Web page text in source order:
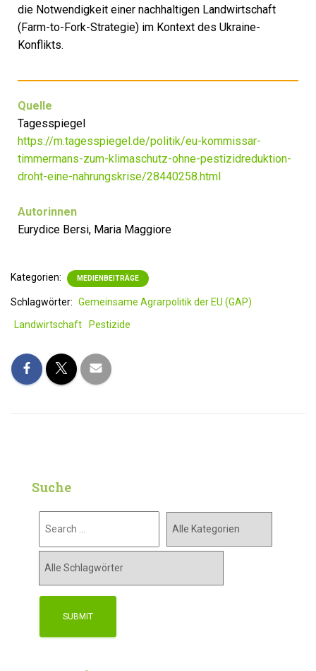
die Notwendigkeit einer nachhaltigen Landwirtschaft
(Farm-to-Fork-Strategie) im Kontext des Ukraine-
Konflikts.
Quelle
Tagesspiegel
https://m.tagesspiegel.de/politik/eu-kommissar-
timmermans-zum-klimaschutz-ohne-pestizidreduktion-
droht-eine-nahrungskrise/28440258.html
Autorinnen
Eurydice Bersi, Maria Maggiore
Kategorien: MEDIENBEITRÄGE
Schlagwörter: Gemeinsame Agrarpolitik der EU (GAP)
Landwirtschaft
Pestizide
Suche